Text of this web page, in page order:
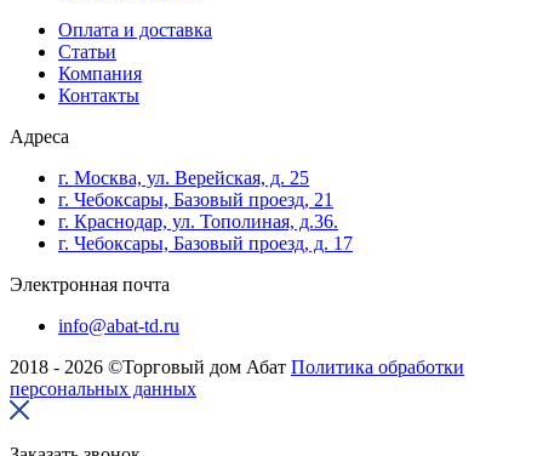
Оплата и доставка
Cтатьи
Компания
Контакты
Адреса
г. Москва, ул. Верейская, д. 25
г. Чебоксары, Базовый проезд, 21
г. Краснодар, ул. Тополиная, д.36.
г. Чебоксары, Базовый проезд, д. 17
Электронная почта
info@abat-td.ru
2018 - 2026 ©Торговый дом Абат Политика обработки
персональных данных